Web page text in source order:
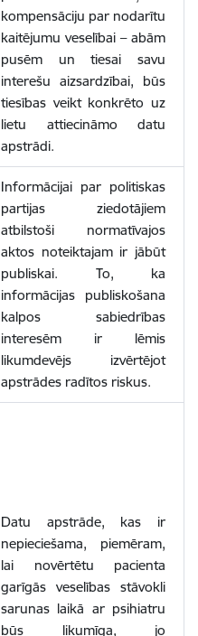
kompensāciju par nodarītu
kaitējumu veselībai – abām
pusēm un tiesai savu
interešu aizsardzībai, būs
tiesības veikt konkrēto uz
lietu attiecināmo datu
apstrādi.
Informācijai par politiskas
partijas ziedotājiem
atbilstoši normatīvajos
aktos noteiktajam ir jābūt
publiskai. To, ka
informācijas publiskošana
kalpos sabiedrības
interesēm ir lēmis
likumdevējs izvērtējot
apstrādes radītos riskus.
Datu apstrāde, kas ir
nepieciešama, piemēram,
lai novērtētu pacienta
garīgās veselības stāvokli
sarunas laikā ar psihiatru
būs likumīga, jo